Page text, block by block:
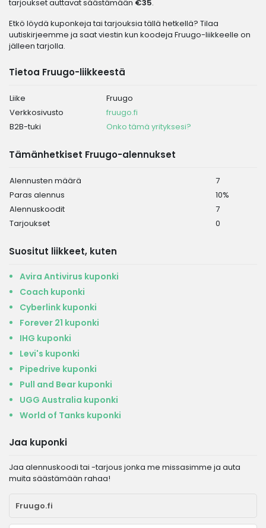
tarjoukset auttavat säästämään €35.
Etkö löydä kuponkeja tai tarjouksia tällä hetkellä? Tilaa
uutiskirjeemme ja saat viestin kun koodeja Fruugo-liikkeelle on
jälleen tarjolla.
Tietoa Fruugo-liikkeestä
Liike
Fruugo
Verkkosivusto
fruugo.fi
B2B-tuki
Onko tämä yrityksesi?
Tämänhetkiset Fruugo-alennukset
Alennusten määrä
7
Paras alennus
10%
Alennuskoodit
7
Tarjoukset
0
Suositut liikkeet, kuten
Avira Antivirus kuponki
Coach kuponki
Cyberlink kuponki
Forever 21 kuponki
IHG kuponki
Levi's kuponki
Pipedrive kuponki
Pull and Bear kuponki
UGG Australia kuponki
World of Tanks kuponki
Jaa kuponki
Jaa alennuskoodi tai -tarjous jonka me missasimme ja auta
muita säästämään rahaa!